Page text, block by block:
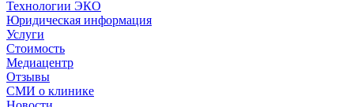
Технологии ЭКО
Юридическая информация
Услуги
Стоимость
Медиацентр
Отзывы
СМИ о клинике